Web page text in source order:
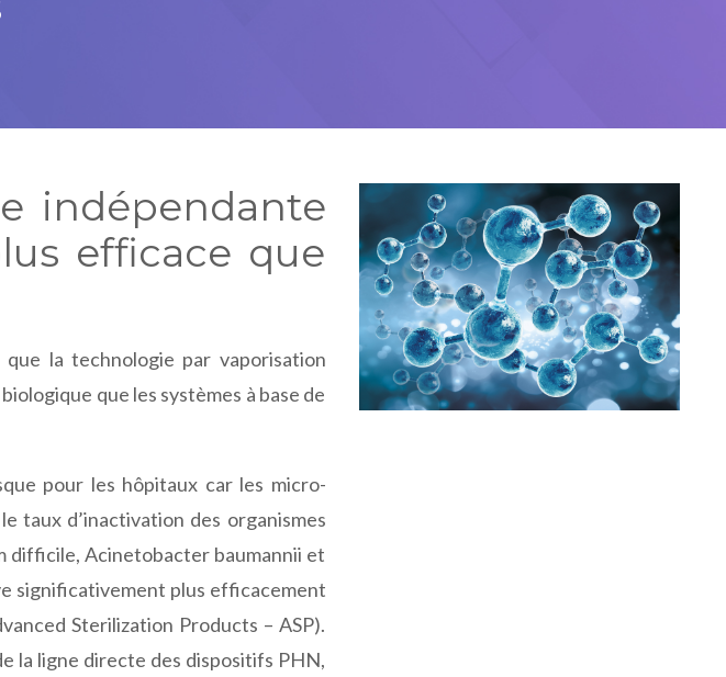
indépendante
efficace que
la technologie par vaporisation
que les systèmes à base de
pour les hôpitaux car les micro-
taux d’inactivation des organismes
difficile, Acinetobacter baumannii et
significativement plus efficacement
Sterilization Products – ASP).
la ligne directe des dispositifs PHN,